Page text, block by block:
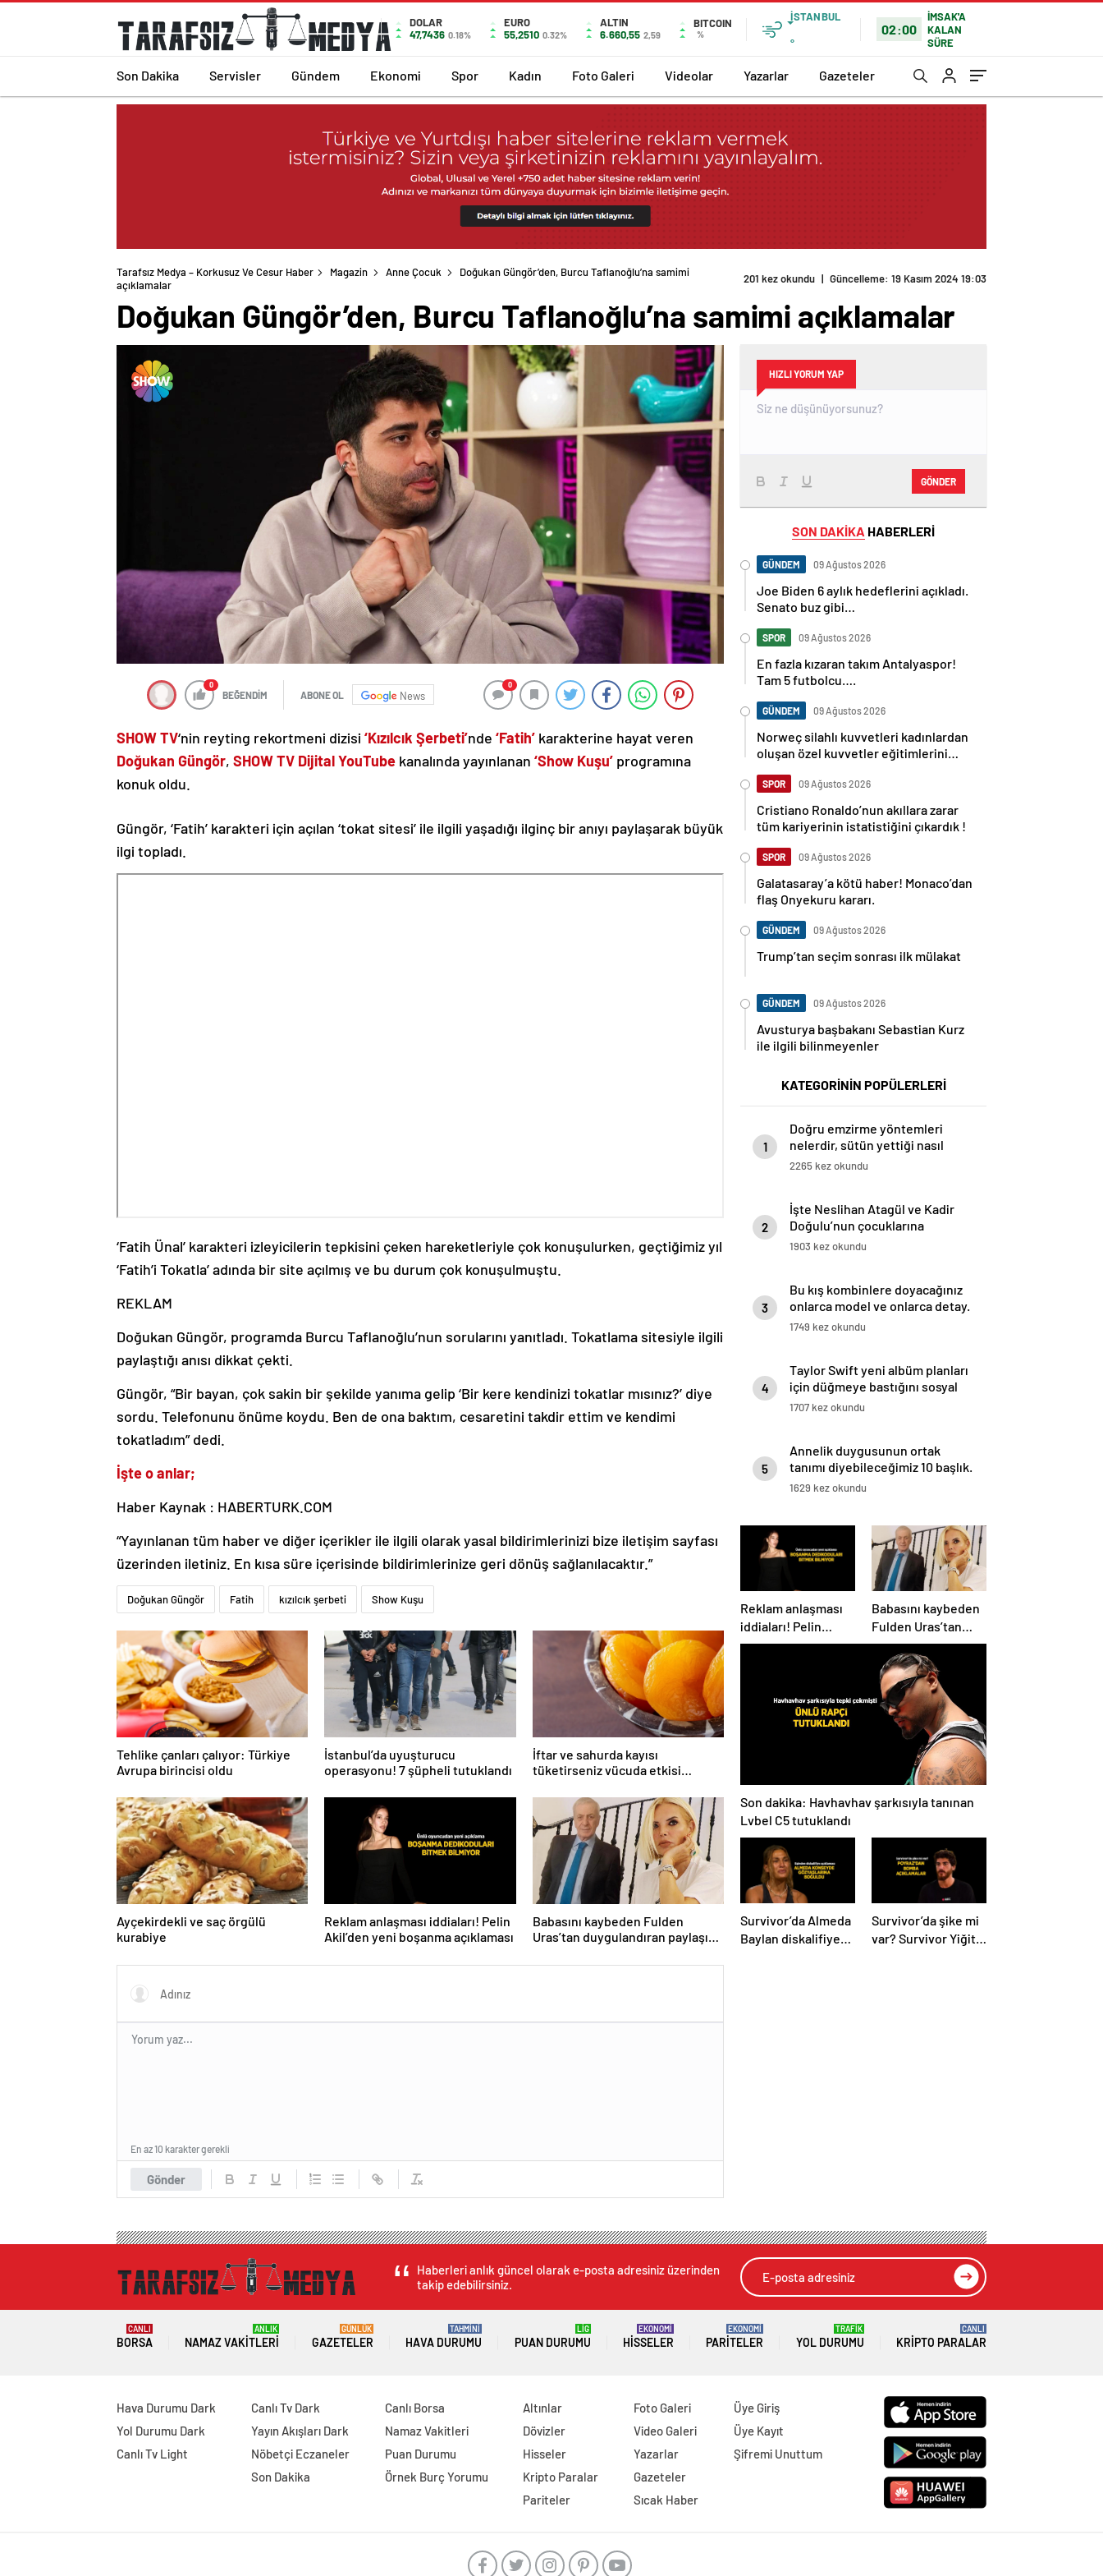
DOLAR
47,7436 0.18%
EURO
55,2510 0.32%
ALTIN
6.660,55 2,59
BITCOIN
%
İSTANBUL
°
02:00
İMSAK'A
KALAN
SÜRE
Son Dakika Servisler Gündem Ekonomi Spor Kadın Foto Galeri Videolar Yazarlar Gazeteler
Tarafsız Medya – Korkusuz Ve Cesur Haber Magazin Anne Çocuk
Doğukan Güngör’den, Burcu Taflanoğlu’na samimi
açıklamalar
201 kez okundu | Güncelleme: 19 Kasım 2024 19:03
Doğukan Güngör’den, Burcu Taflanoğlu’na samimi açıklamalar
0
BEĞENDİM ABONE OL News
0
SHOW TV‘nin reyting rekortmeni dizisi ‘Kızılcık Şerbeti’nde ‘Fatih’ karakterine hayat veren
Doğukan Güngör, SHOW TV Dijital YouTube kanalında yayınlanan ‘Show Kuşu’ programına
konuk oldu.
Güngör, ‘Fatih’ karakteri için açılan ‘tokat sitesi’ ile ilgili yaşadığı ilginç bir anıyı paylaşarak büyük
ilgi topladı.
‘Fatih Ünal’ karakteri izleyicilerin tepkisini çeken hareketleriyle çok konuşulurken, geçtiğimiz yıl
‘Fatih’i Tokatla’ adında bir site açılmış ve bu durum çok konuşulmuştu.
REKLAM
Doğukan Güngör, programda Burcu Taflanoğlu’nun sorularını yanıtladı. Tokatlama sitesiyle ilgili
paylaştığı anısı dikkat çekti.
Güngör, “Bir bayan, çok sakin bir şekilde yanıma gelip ‘Bir kere kendinizi tokatlar mısınız?’ diye
sordu. Telefonunu önüme koydu. Ben de ona baktım, cesaretini takdir ettim ve kendimi
tokatladım” dedi.
İşte o anlar;
Haber Kaynak : HABERTURK.COM
“Yayınlanan tüm haber ve diğer içerikler ile ilgili olarak yasal bildirimlerinizi bize iletişim sayfası
üzerinden iletiniz. En kısa süre içerisinde bildirimlerinize geri dönüş sağlanılacaktır.”
Doğukan Güngör Fatih kızılcık şerbeti Show Kuşu
Tehlike çanları çalıyor: Türkiye
Avrupa birincisi oldu
İstanbul’da uyuşturucu
operasyonu! 7 şüpheli tutuklandı
İftar ve sahurda kayısı
tüketirseniz vücuda etkisi
Ayçekirdekli ve saç örgülü
kurabiye
Reklam anlaşması iddiaları! Pelin
Akil’den yeni boşanma açıklaması
Babasını kaybeden Fulden
Uras’tan duygulandıran paylaşım!
Gönder
En az 10 karakter gerekli
HIZLI YORUM YAP
GÖNDER
SON DAKİKA HABERLERİ
GÜNDEM 09 Ağustos 2026
Joe Biden 6 aylık hedeflerini açıkladı.
Senato buz gibi…
SPOR 09 Ağustos 2026
En fazla kızaran takım Antalyaspor!
Tam 5 futbolcu….
GÜNDEM 09 Ağustos 2026
Norweç silahlı kuvvetleri kadınlardan
oluşan özel kuvvetler eğitimlerini
SPOR 09 Ağustos 2026
Cristiano Ronaldo’nun akıllara zarar
tüm kariyerinin istatistiğini çıkardık !
SPOR 09 Ağustos 2026
Galatasaray’a kötü haber! Monaco’dan
flaş Onyekuru kararı.
GÜNDEM 09 Ağustos 2026
Trump’tan seçim sonrası ilk mülakat
GÜNDEM 09 Ağustos 2026
Avusturya başbakanı Sebastian Kurz
ile ilgili bilinmeyenler
KATEGORİNİN POPÜLERLERİ
1
Doğru emzirme yöntemleri
nelerdir, sütün yettiği nasıl
anlaşılır?
2265 kez okundu
2
İşte Neslihan Atagül ve Kadir
Doğulu’nun çocuklarına
koyduğu isim
1903 kez okundu
3
Bu kış kombinlere doyacağınız
onlarca model ve onlarca detay.
1749 kez okundu
4
Taylor Swift yeni albüm planları
için düğmeye bastığını sosyal
medyadan duyurdu!
1707 kez okundu
5
Annelik duygusunun ortak
tanımı diyebileceğimiz 10 başlık.
1629 kez okundu
Reklam anlaşması
iddiaları! Pelin
Akil’den yeni
Babasını kaybeden
Fulden Uras’tan
duygulandıran
paylaşım! ‘Nurlarda
uyu’
Son dakika: Havhavhav şarkısıyla tanınan
Lvbel C5 tutuklandı
Survivor’da Almeda
Baylan diskalifiye
Survivor’da şike mi
var? Survivor Yiğit
Haberleri anlık güncel olarak e-posta adresiniz üzerinden
takip edebilirsiniz.
BORSA
CANLI
NAMAZ VAKITLERI
ANLIK
GAZETELER
GÜNLÜK
HAVA DURUMU
TAHMİNİ
PUAN DURUMU
LİG
HISSELER
EKONOMİ
PARITELER
EKONOMİ
YOL DURUMU
TRAFİK
KRIPTO PARALAR
CANLI
Hava Durumu Dark
Yol Durumu Dark
Canlı Tv Light
Canlı Tv Dark
Yayın Akışları Dark
Nöbetçi Eczaneler
Son Dakika
Canlı Borsa
Namaz Vakitleri
Puan Durumu
Örnek Burç Yorumu
Altınlar
Dövizler
Hisseler
Kripto Paralar
Pariteler
Foto Galeri
Video Galeri
Yazarlar
Gazeteler
Sıcak Haber
Üye Giriş
Üye Kayıt
Şifremi Unuttum